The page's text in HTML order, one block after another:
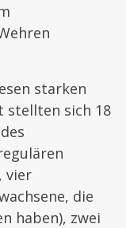
starken
stellten sich 18
vier
die
haben), zwei